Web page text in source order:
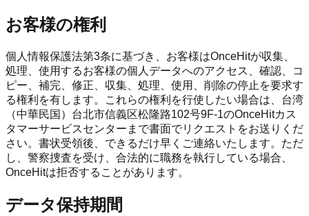
お客様の権利
個人情報保護法第3条に基づき、お客様はOnceHitが収集、
処理、使用するお客様の個人データへのアクセス、確認、コ
ピー、補完、修正、収集、処理、使用、削除の停止を要求す
る権利を有します。これらの権利を行使したい場合は、台湾
（中華民国）台北市信義区松隆路102号9F-1のOnceHitカス
タマーサービスセンターまで書面でリクエストをお送りくだ
さい。書状受領後、できるだけ早くご連絡いたします。ただ
し、警察捜査を受け、合法的に職務を執行している場合、
OnceHitは拒否することがあります。
データ保持期間